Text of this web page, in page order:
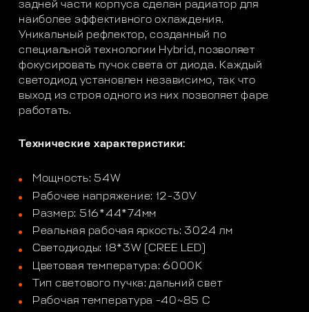
задней части корпуса сделан радиатор для
наиболее эффективного охлаждения.
Уникальный рефлектор, созданный по
специальной технологии Hybrid, позволяет
фокусировать пучок света от диода. Каждый
светодиод установлен независимо, так что
выход из строя одного из них позволяет фаре
работать.
Технические характеристики:
Мощность: 54W
Рабочее напряжение: 12-30V
Размер: 516*44*74мм
Реальная рабочая яркость: 3024 лм
Светодиоды: 18*3W (CREE LED)
Цветовая температура: 6000K
Тип светового пучка: дальний свет
Рабочая температура -40~85 С